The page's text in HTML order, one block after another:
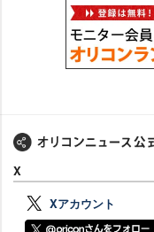
X
Xアカウント